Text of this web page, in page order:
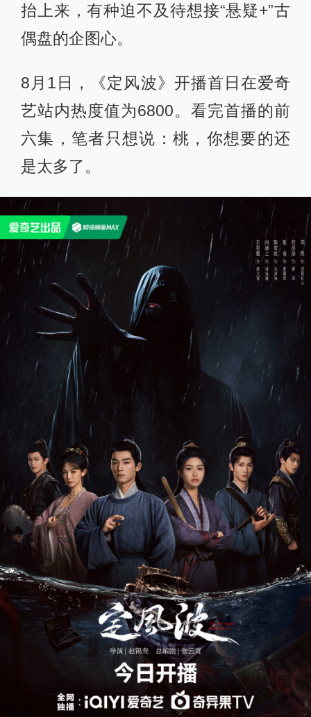
抬上来，有种迫不及待想接“悬疑+”古
偶盘的企图心。
8月1日，《定风波》开播首日在爱奇
艺站内热度值为6800。看完首播的前
六集，笔者只想说：桃，你想要的还
是太多了。